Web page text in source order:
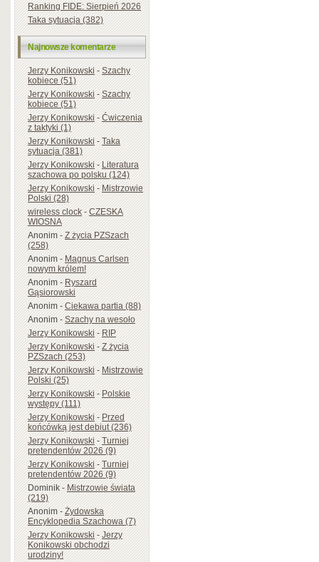
Ranking FIDE: Sierpień 2026
Taka sytuacja (382)
Najnowsze komentarze
Jerzy Konikowski-Szachy
kobiece (51)
Jerzy Konikowski-Szachy
kobiece (51)
Jerzy Konikowski-Ćwiczenia
z taktyki (1)
Jerzy Konikowski-Taka
sytuacja (381)
Jerzy Konikowski-Literatura
szachowa po polsku (124)
Jerzy Konikowski-Mistrzowie
Polski (28)
wireless clock-CZESKA
WIOSNA
Anonim-Z życia PZSzach
(258)
Anonim-Magnus Carlsen
nowym królem!
Anonim-Ryszard
Gąsiorowski
Anonim-Ciekawa partia (88)
Anonim-Szachy na wesoło
Jerzy Konikowski-RIP
Jerzy Konikowski-Z życia
PZSzach (253)
Jerzy Konikowski-Mistrzowie
Polski (25)
Jerzy Konikowski-Polskie
występy (111)
Jerzy Konikowski-Przed
końcówką jest debiut (236)
Jerzy Konikowski-Turniej
pretendentów 2026 (9)
Jerzy Konikowski-Turniej
pretendentów 2026 (9)
Dominik-Mistrzowie świata
(219)
Anonim-Żydowska
Encyklopedia Szachowa (7)
Jerzy Konikowski-Jerzy
Konikowski obchodzi
urodziny!